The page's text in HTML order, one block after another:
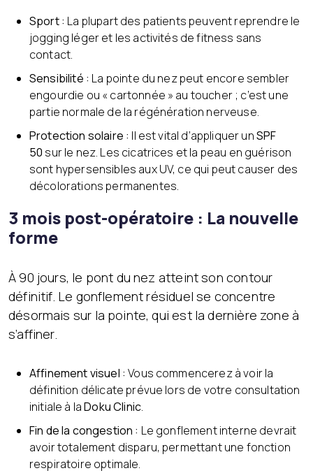
Sport : La plupart des patients peuvent reprendre le
jogging léger et les activités de fitness sans
contact.
Sensibilité : La pointe du nez peut encore sembler
engourdie ou « cartonnée » au toucher ; c’est une
partie normale de la régénération nerveuse.
Protection solaire : Il est vital d’appliquer unSPF
50 sur le nez. Les cicatrices et la peau en guérison
sont hypersensibles aux UV, ce qui peut causer des
décolorations permanentes.
3 mois post-opératoire : La nouvelle
forme
À 90 jours, le pont du nez atteint son contour
définitif. Le gonflement résiduel se concentre
désormais sur la pointe, qui est la dernière zone à
s’affiner.
Affinement visuel : Vous commencerez à voir la
définition délicate prévue lors de votre consultation
initiale à laDoku Clinic.
Fin de la congestion : Le gonflement interne devrait
avoir totalement disparu, permettant une fonction
respiratoire optimale.